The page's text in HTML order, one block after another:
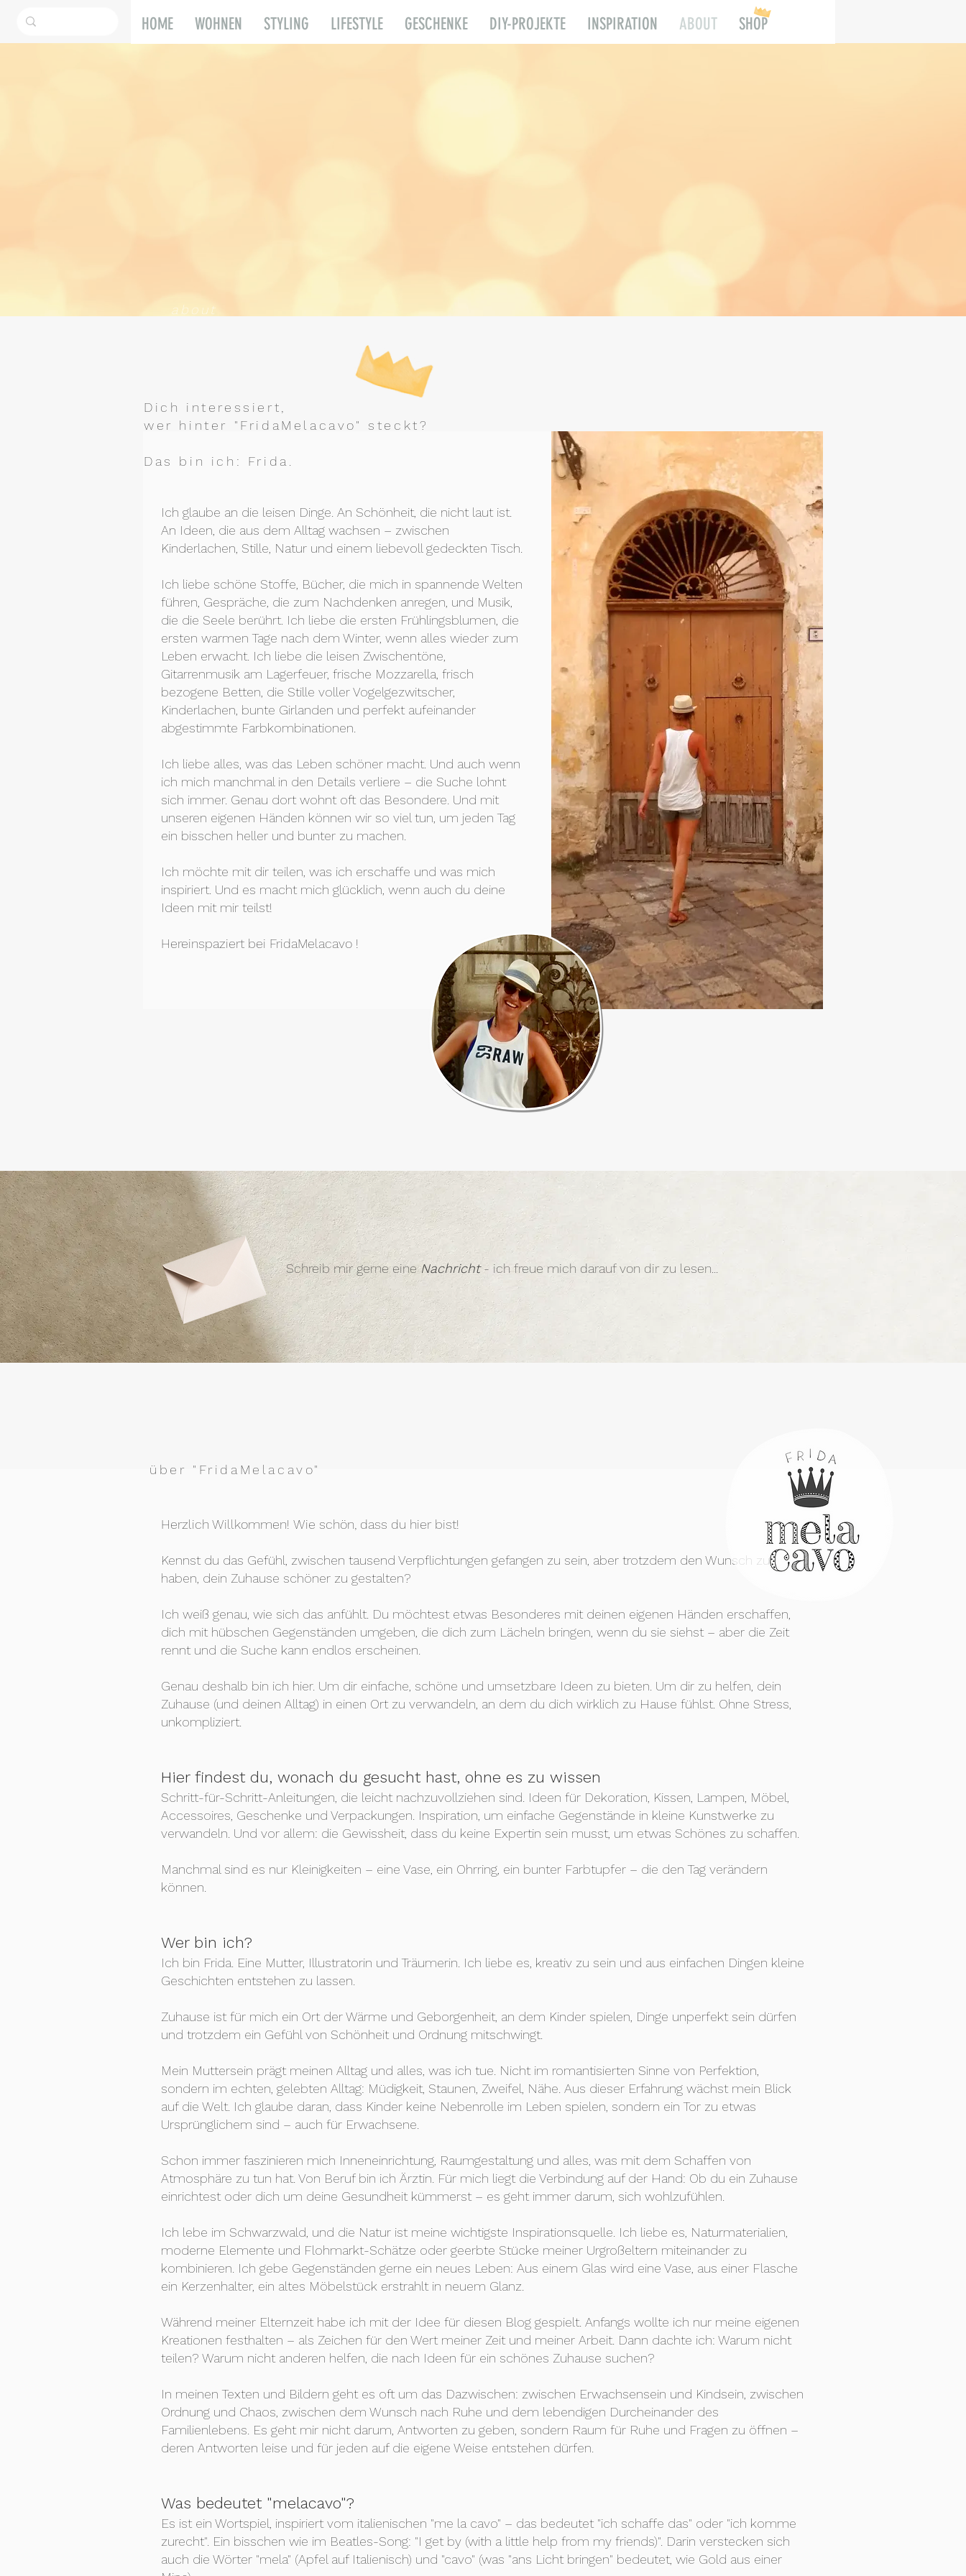
HOME WOHNEN STYLING LIFESTYLE GESCHENKE DIY-PROJEKTE INSPIRATION ABOUT SHOP
about
Ich glaube an die leisen Dinge. An Schönheit, die nicht laut ist.
An Ideen, die aus dem Alltag wachsen – zwischen
Kinderlachen, Stille, Natur und einem liebevoll gedeckten Tisch.
Ich liebe schöne Stoffe, Bücher, die mich in spannende Welten
führen, Gespräche, die zum Nachdenken anregen, und Musik,
die die Seele berührt. Ich liebe die ersten Frühlingsblumen, die
ersten warmen Tage nach dem Winter, wenn alles wieder zum
Leben erwacht. Ich liebe die leisen Zwischentöne,
Gitarrenmusik am Lagerfeuer, frische Mozzarella, frisch
bezogene Betten, die Stille voller Vogelgezwitscher,
Kinderlachen, bunte Girlanden und perfekt aufeinander
abgestimmte Farbkombinationen.
Ich liebe alles, was das Leben schöner macht. Und auch wenn
ich mich manchmal in den Details verliere – die Suche lohnt
sich immer. Genau dort wohnt oft das Besondere. Und mit
unseren eigenen Händen können wir so viel tun, um jeden Tag
ein bisschen heller und bunter zu machen.
Ich möchte mit dir teilen, was ich erschaffe und was mich
inspiriert. Und es macht mich glücklich, wenn auch du deine
Ideen mit mir teilst!
Hereinspaziert bei FridaMelacavo !
Dich interessiert,
wer hinter "FridaMelacavo" steckt?
Das bin ich: Frida.
Schreib mir gerne eineNachricht- ich freue mich darauf von dir zu lesen...
Herzlich Willkommen! Wie schön, dass du hier bist!
Kennst du das Gefühl, zwischen tausend Verpflichtungen gefangen zu sein, aber trotzdem den Wunsch zu
haben, dein Zuhause schöner zu gestalten?
Ich weiß genau, wie sich das anfühlt. Du möchtest etwas Besonderes mit deinen eigenen Händen erschaffen,
dich mit hübschen Gegenständen umgeben, die dich zum Lächeln bringen, wenn du sie siehst – aber die Zeit
rennt und die Suche kann endlos erscheinen.
Genau deshalb bin ich hier. Um dir einfache, schöne und umsetzbare Ideen zu bieten. Um dir zu helfen, dein
Zuhause (und deinen Alltag) in einen Ort zu verwandeln, an dem du dich wirklich zu Hause fühlst. Ohne Stress,
unkompliziert.
Hier findest du, wonach du gesucht hast, ohne es zu wissen
Schritt-für-Schritt-Anleitungen, die leicht nachzuvollziehen sind. Ideen für Dekoration, Kissen, Lampen, Möbel,
Accessoires, Geschenke und Verpackungen. Inspiration, um einfache Gegenstände in kleine Kunstwerke zu
verwandeln. Und vor allem: die Gewissheit, dass du keine Expertin sein musst, um etwas Schönes zu schaffen.
Manchmal sind es nur Kleinigkeiten – eine Vase, ein Ohrring, ein bunter Farbtupfer – die den Tag verändern
können.
Wer bin ich?
Ich bin Frida. Eine Mutter, Illustratorin und Träumerin. Ich liebe es, kreativ zu sein und aus einfachen Dingen kleine
Geschichten entstehen zu lassen.
Zuhause ist für mich ein Ort der Wärme und Geborgenheit, an dem Kinder spielen, Dinge unperfekt sein dürfen
und trotzdem ein Gefühl von Schönheit und Ordnung mitschwingt.
Mein Muttersein prägt meinen Alltag und alles, was ich tue. Nicht im romantisierten Sinne von Perfektion,
sondern im echten, gelebten Alltag: Müdigkeit, Staunen, Zweifel, Nähe. Aus dieser Erfahrung wächst mein Blick
auf die Welt. Ich glaube daran, dass Kinder keine Nebenrolle im Leben spielen, sondern ein Tor zu etwas
Ursprünglichem sind – auch für Erwachsene.
Schon immer faszinieren mich Inneneinrichtung, Raumgestaltung und alles, was mit dem Schaffen von
Atmosphäre zu tun hat. Von Beruf bin ich Ärztin. Für mich liegt die Verbindung auf der Hand: Ob du ein Zuhause
einrichtest oder dich um deine Gesundheit kümmerst – es geht immer darum, sich wohlzufühlen.
Ich lebe im Schwarzwald, und die Natur ist meine wichtigste Inspirationsquelle. Ich liebe es, Naturmaterialien,
moderne Elemente und Flohmarkt-Schätze oder geerbte Stücke meiner Urgroßeltern miteinander zu
kombinieren. Ich gebe Gegenständen gerne ein neues Leben: Aus einem Glas wird eine Vase, aus einer Flasche
ein Kerzenhalter, ein altes Möbelstück erstrahlt in neuem Glanz.
Während meiner Elternzeit habe ich mit der Idee für diesen Blog gespielt. Anfangs wollte ich nur meine eigenen
Kreationen festhalten – als Zeichen für den Wert meiner Zeit und meiner Arbeit. Dann dachte ich: Warum nicht
teilen? Warum nicht anderen helfen, die nach Ideen für ein schönes Zuhause suchen?
In meinen Texten und Bildern geht es oft um das Dazwischen: zwischen Erwachsensein und Kindsein, zwischen
Ordnung und Chaos, zwischen dem Wunsch nach Ruhe und dem lebendigen Durcheinander des
Familienlebens. Es geht mir nicht darum, Antworten zu geben, sondern Raum für Ruhe und Fragen zu öffnen –
deren Antworten leise und für jeden auf die eigene Weise entstehen dürfen.
Was bedeutet "melacavo"?
Es ist ein Wortspiel, inspiriert vom italienischen "me la cavo" – das bedeutet "ich schaffe das" oder "ich komme
zurecht". Ein bisschen wie im Beatles-Song: "I get by (with a little help from my friends)". Darin verstecken sich
auch die Wörter "mela" (Apfel auf Italienisch) und "cavo" (was "ans Licht bringen" bedeutet, wie Gold aus einer
über "FridaMelacavo"